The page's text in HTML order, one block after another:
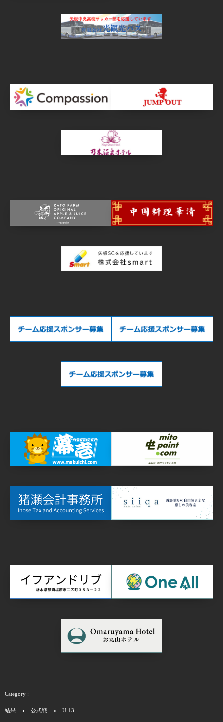
結果 公式戦 U-13